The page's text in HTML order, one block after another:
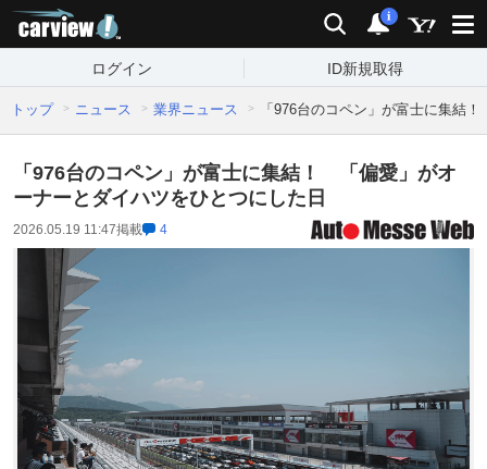
検索 通知
i
ログイン ID新規取得
トップ ニュース 業界ニュース 「976台のコペン」が富士に集結
「976台のコペン」が富士に集結！ 「偏愛」がオ
ーナーとダイハツをひとつにした日
2026.05.19 11:47掲載 4